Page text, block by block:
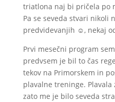
triatlona naj bi pričela po
Pa se seveda stvari nikoli
predvidevanjih ☺, nekaj
Prvi mesečni program
predvsem je bil to čas
tekov na Primorskem in
plavalne treninge.
zato me je bilo seveda